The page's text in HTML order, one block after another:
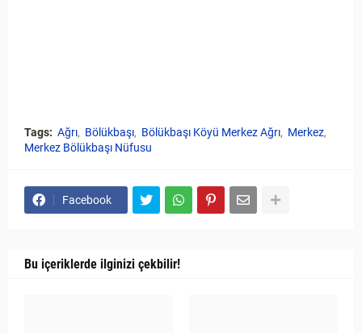
Tags: Ağrı Bölükbaşı Bölükbaşı Köyü Merkez Ağrı
Merkez
Merkez Bölükbaşı Nüfusu
Facebook
Bu içeriklerde ilginizi çekbilir!